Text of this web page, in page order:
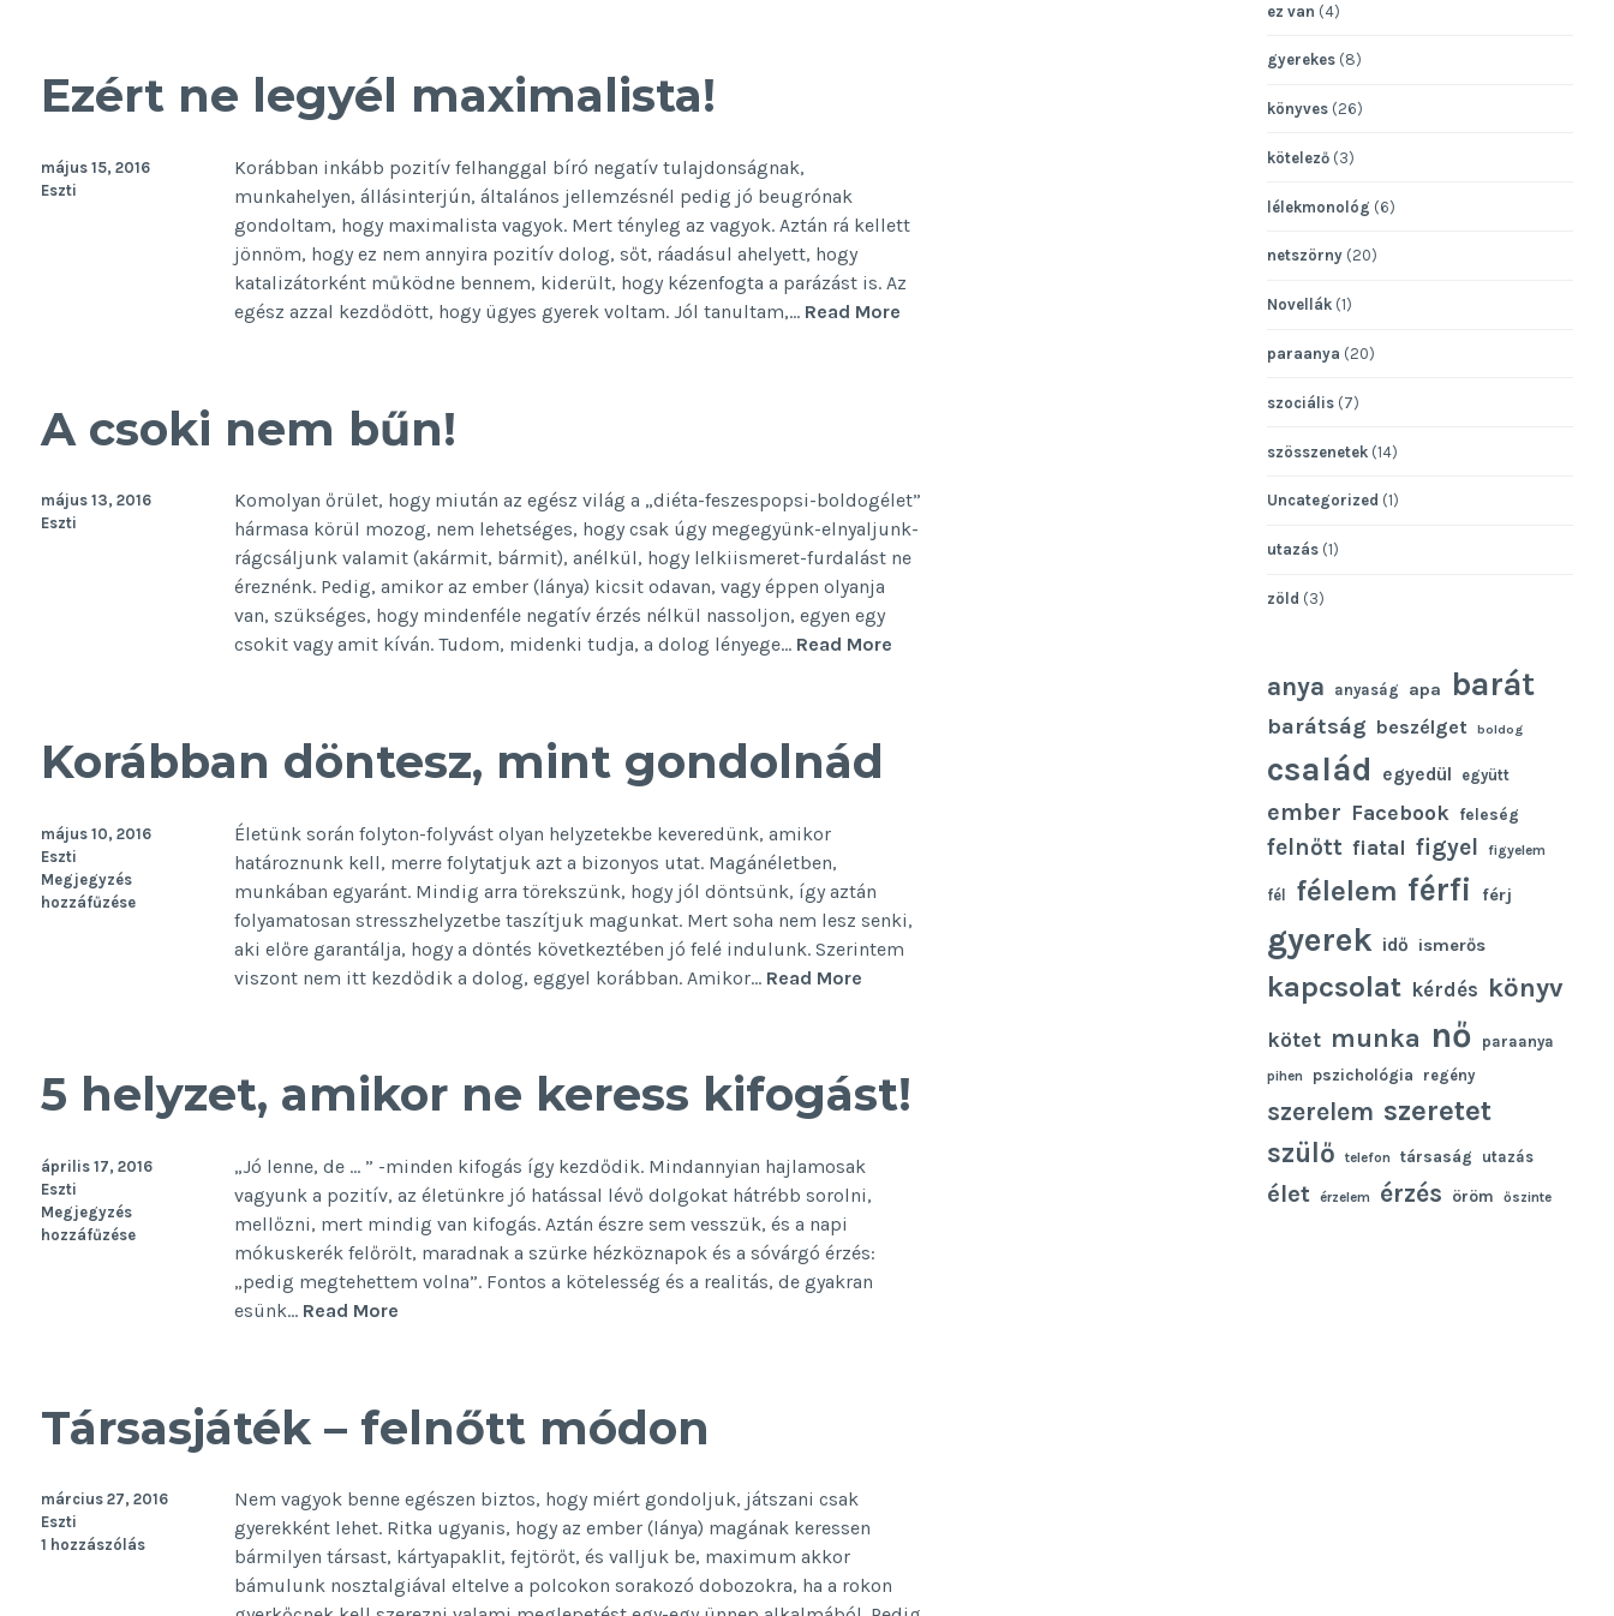
Ezért ne legyél maximalista!
Korábban inkább pozitív felhanggal bíró negatív tulajdonságnak,
munkahelyen, állásinterjún, általános jellemzésnél pedig jó beugrónak
gondoltam, hogy maximalista vagyok. Mert tényleg az vagyok. Aztán rá kellett
jönnöm, hogy ez nem annyira pozitív dolog, sőt, ráadásul ahelyett, hogy
katalizátorként működne bennem, kiderült, hogy kézenfogta a parázást is. Az
egész azzal kezdődött, hogy ügyes gyerek voltam. Jól tanultam,… Read More
május 15, 2016
Eszti
A csoki nem bűn!
Komolyan őrület, hogy miután az egész világ a „diéta-feszespopsi-boldogélet”
hármasa körül mozog, nem lehetséges, hogy csak úgy megegyünk-elnyaljunk-
rágcsáljunk valamit (akármit, bármit), anélkül, hogy lelkiismeret-furdalást ne
éreznénk. Pedig, amikor az ember (lánya) kicsit odavan, vagy éppen olyanja
van, szükséges, hogy mindenféle negatív érzés nélkül nassoljon, egyen egy
csokit vagy amit kíván. Tudom, midenki tudja, a dolog lényege… Read More
május 13, 2016
Eszti
Korábban döntesz, mint gondolnád
Életünk során folyton-folyvást olyan helyzetekbe keveredünk, amikor
határoznunk kell, merre folytatjuk azt a bizonyos utat. Magánéletben,
munkában egyaránt. Mindig arra törekszünk, hogy jól döntsünk, így aztán
folyamatosan stresszhelyzetbe taszítjuk magunkat. Mert soha nem lesz senki,
aki előre garantálja, hogy a döntés következtében jó felé indulunk. Szerintem
viszont nem itt kezdődik a dolog, eggyel korábban. Amikor… Read More
május 10, 2016
Eszti
Megjegyzés
hozzáfűzése
5 helyzet, amikor ne keress kifogást!
„Jó lenne, de … ” -minden kifogás így kezdődik. Mindannyian hajlamosak
vagyunk a pozitív, az életünkre jó hatással lévő dolgokat hátrébb sorolni,
mellőzni, mert mindig van kifogás. Aztán észre sem vesszük, és a napi
mókuskerék felőrölt, maradnak a szürke hézköznapok és a sóvárgó érzés:
„pedig megtehettem volna”. Fontos a kötelesség és a realitás, de gyakran
esünk… Read More
keress
kifogást!
április 17, 2016
Eszti
Megjegyzés
hozzáfűzése
Társasjáték – felnőtt módon
Nem vagyok benne egészen biztos, hogy miért gondoljuk, játszani csak
gyerekként lehet. Ritka ugyanis, hogy az ember (lánya) magának keressen
bármilyen társast, kártyapaklit, fejtörőt, és valljuk be, maximum akkor
bámulunk nosztalgiával eltelve a polcokon sorakozó dobozokra, ha a rokon
március 27, 2016
Eszti
1 hozzászólás
ez van (4)
gyerekes (8)
könyves (26)
kötelező (3)
lélekmonológ (6)
netszörny (20)
Novellák (1)
paraanya (20)
szociális (7)
szösszenetek (14)
Uncategorized (1)
utazás (1)
zöld (3)
anya anyaság apa barát
barátság beszélget boldog
család egyedül együtt
ember Facebook feleség
felnőtt fiatal figyel figyelem
fél félelem férfi férj
gyerek idő ismerős
kapcsolat kérdés könyv
kötet munka nő paraanya
pihen pszichológia regény
szerelem szeretet
szülő telefon társaság utazás
élet érzelem érzés öröm őszinte